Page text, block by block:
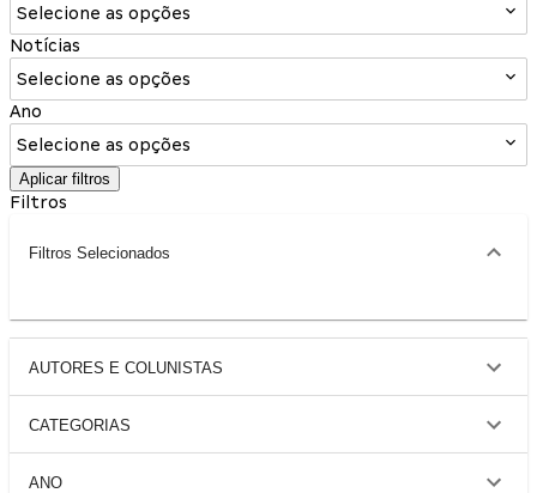
Selecione as opções
Notícias
Selecione as opções
Ano
Selecione as opções
Aplicar filtros
Filtros
Filtros Selecionados
AUTORES E COLUNISTAS
CATEGORIAS
ANO